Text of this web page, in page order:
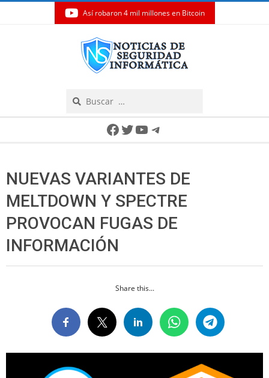
Así robaron 4 mil millones en Bitcoin
Facebook
Twitter
YouTube
Telegram
NUEVAS VARIANTES DE
MELTDOWN Y SPECTRE
PROVOCAN FUGAS DE
INFORMACIÓN
Share this...